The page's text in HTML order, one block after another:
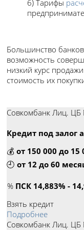
6) Тарифы
Большинство
возможность
низкий курс
стоимость их
Совкомбанк Лиц.
Кредит под залог
💰от 150 000 до 15
🕘от 12 до 60
% ПСК 14,883% -
Взять кредит
Подробнее
Совкомбанк Лиц.